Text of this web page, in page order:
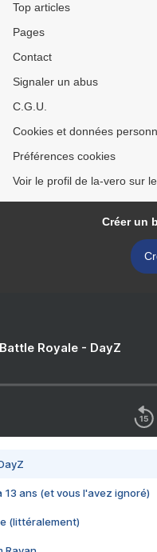
Top articles
Pages
Contact
Signaler un abus
C.G.U.
Cookies et données
Préférences cookies
Voir le profil de la-vero sur
Créer un
Royale - DayZ
13 ans (et vous l'avez ignoré)
(littéralement)